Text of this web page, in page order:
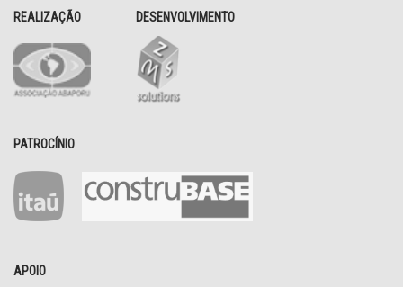
REALIZAÇÃO DESENVOLVIMENTO
PATROCÍNIO
APOIO